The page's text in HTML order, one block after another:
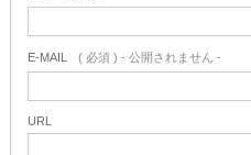
E-MAIL ( 必須 ) - 公開されません -
URL